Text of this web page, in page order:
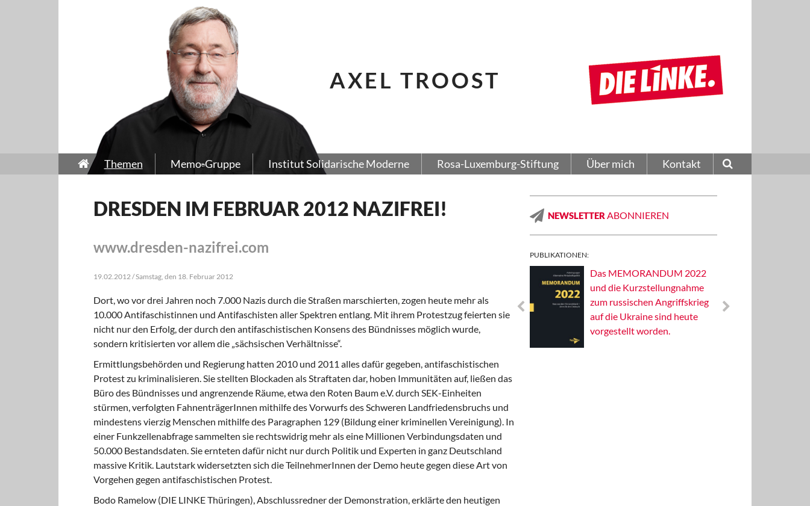
AXEL TROOST
Themen Memo-Gruppe Institut Solidarische Moderne Rosa-Luxemburg-Stiftung Über mich Kontakt
DRESDEN IM FEBRUAR 2012 NAZIFREI!
www.dresden-nazifrei.com
19.02.2012 / Samstag, den 18. Februar 2012
Dort, wo vor drei Jahren noch 7.000 Nazis durch die Straßen marschierten, zogen heute mehr als
10.000 Antifaschistinnen und Antifaschisten aller Spektren entlang. Mit ihrem Protestzug feierten sie
nicht nur den Erfolg, der durch den antifaschistischen Konsens des Bündnisses möglich wurde,
sondern kritisierten vor allem die „sächsischen Verhältnisse“.
Ermittlungsbehörden und Regierung hatten 2010 und 2011 alles dafür gegeben, antifaschistischen
Protest zu kriminalisieren. Sie stellten Blockaden als Straftaten dar, hoben Immunitäten auf, ließen das
Büro des Bündnisses und angrenzende Räume, etwa den Roten Baum e.V. durch SEK-Einheiten
stürmen, verfolgten FahnenträgerInnen mithilfe des Vorwurfs des Schweren Landfriedensbruchs und
mindestens vierzig Menschen mithilfe des Paragraphen 129 (Bildung einer kriminellen Vereinigung). In
einer Funkzellenabfrage sammelten sie rechtswidrig mehr als eine Millionen Verbindungsdaten und
50.000 Bestandsdaten. Sie ernteten dafür nicht nur durch Politik und Experten in ganz Deutschland
massive Kritik. Lautstark widersetzten sich die TeilnehmerInnen der Demo heute gegen diese Art von
Vorgehen gegen antifaschistischen Protest.
Bodo Ramelow (DIE LINKE Thüringen), Abschlussredner der Demonstration, erklärte den heutigen
NEWSLETTER ABONNIEREN
PUBLIKATIONEN:
Das MEMORANDUM 2022
und die Kurzstellungnahme
zum russischen Angriffskrieg
auf die Ukraine sind heute
vorgestellt worden.